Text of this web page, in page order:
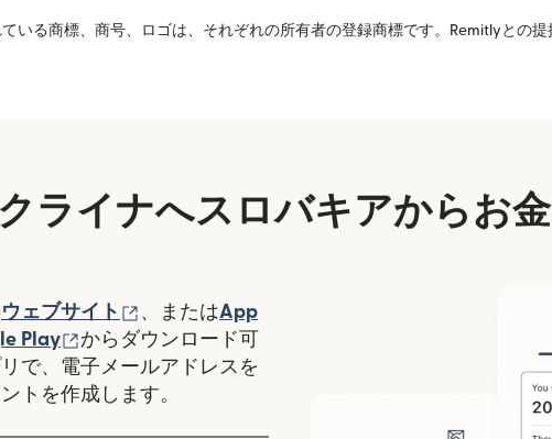
いる商標、商号、ロゴは、それぞれの所有者の登録商標です。Remitlyとの提
ライナへスロバキアからお
ウェブサイト （別ウィンドウで開きます）
、またはApp
ンドウで開きます）
Play （別ウィンドウで開きます）
からダウンロード可
で、電子メールアドレスを
トを作成します。